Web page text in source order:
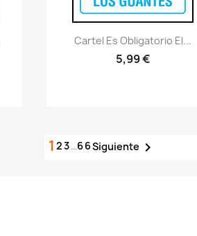
visibilityVistazo rápido
Cartel Es Obligatorio El...
5,99 €
1 23…66Siguiente 